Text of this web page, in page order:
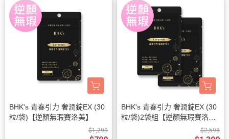
BHK's 青春引力 奢潤錠EX (30
粒/袋)【逆顏無瑕賽洛美】
$1,299
BHK's 青春引力 奢潤錠EX (30
粒/袋)2袋組【逆顏無瑕賽洛
$2,598